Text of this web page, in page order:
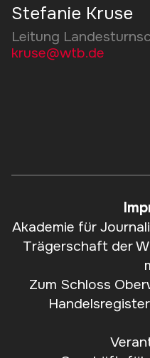
Stefanie Kruse
Leitung
kruse@wtb.de
Akademie für
Trägerschaft der
Zum Schloss